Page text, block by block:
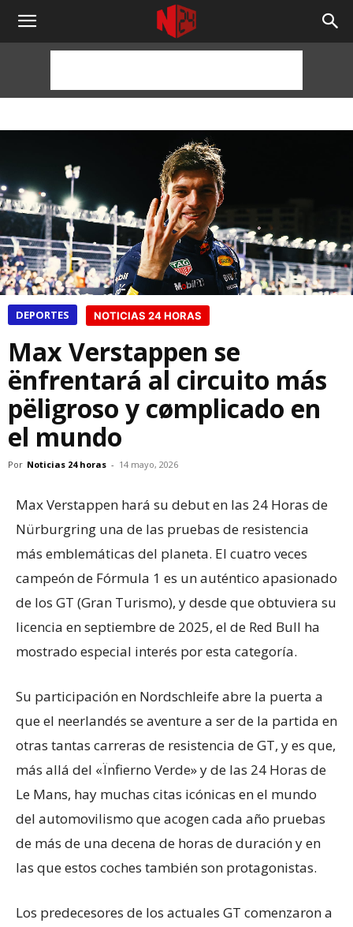
NOTICIAS
HORAS
DEPORTES NOTICIAS 24 HORAS
Max Verstappen se
ënfrentará al circuito más
pëligroso y cømplicado en
el mundo
Por Noticias 24 horas - 14 mayo, 2026
Max Verstappen hará su debut en las 24 Horas de
Nürburgring una de las pruebas de resistencia
más emblemáticas del planeta. El cuatro veces
campeón de Fórmula 1 es un auténtico apasionado
de los GT (Gran Turismo), y desde que obtuviera su
licencia en septiembre de 2025, el de Red Bull ha
mostrado especial interés por esta categoría.
Su participación en Nordschleife abre la puerta a
que el neerlandés se aventure a ser de la partida en
otras tantas carreras de resistencia de GT, y es que,
más allá del «Ïnfierno Verde» y de las 24 Horas de
Le Mans, hay muchas citas icónicas en el mundo
del automovilismo que acogen cada año pruebas
de más de una decena de horas de duración y en
las que estos coches también son protagonistas.
Los predecesores de los actuales GT comenzaron a